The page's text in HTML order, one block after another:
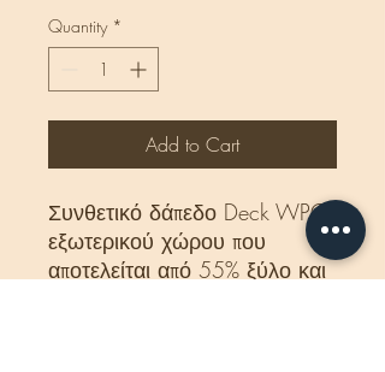
Meter
Quantity *
Add to Cart
Συνθετικό δάπεδο Deck WPC
εξωτερικού χώρου που
αποτελείται από 55% ξύλο και